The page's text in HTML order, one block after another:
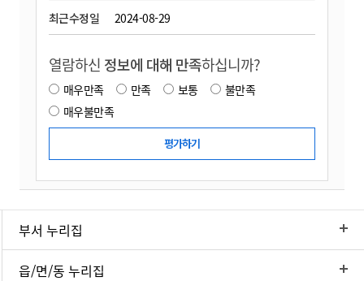
최근수정일 2024-08-29
열람하신 정보에 대해 만족하십니까?
매우만족 만족 보통
불만족
매우불만족
부서 누리집
읍/면/동 누리집